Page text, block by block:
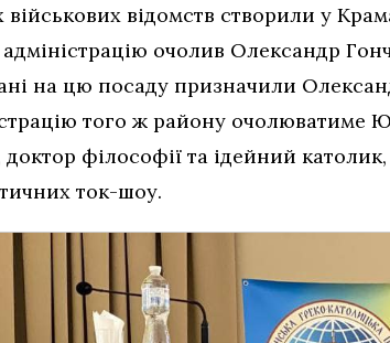
відомств створили у
адміністрацію очолив Олександр
на цю посаду призначили
того ж району очолюватиме
філософії та ідейний
ток-шоу.